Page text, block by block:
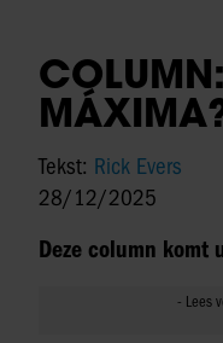
COLUMN:
Tekst: Rick Evers
28/12/2025
Deze column komt